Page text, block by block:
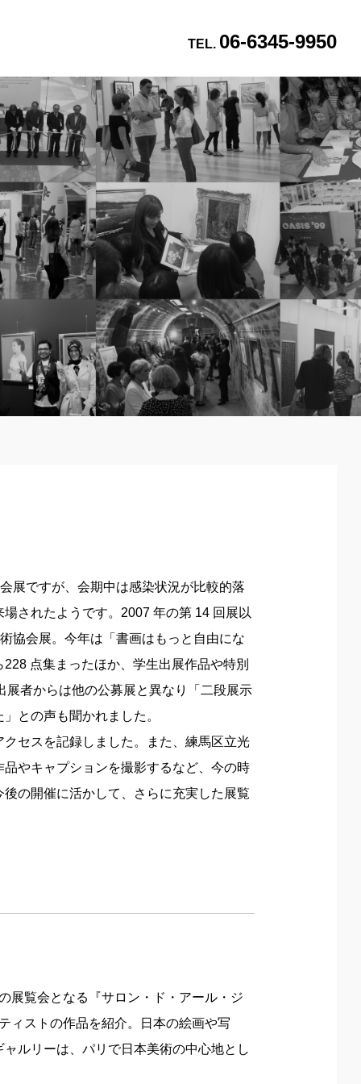
TEL. 06-6345-9950
展ですが、会期中は感染状況が比較的落
されたようです。2007 年の第 14 回展以
協会展。今年は「書画はもっと自由にな
点集まったほか、学生出展作品や特別
展者からは他の公募展と異なり「二段展示
との声も聞かれました。
セスを記録しました。また、練馬区立光
やキャプションを撮影するなど、今の時
の開催に活かして、さらに充実した展覧
展覧会となる『サロン・ド・アール・ジ
ィストの作品を紹介。日本の絵画や写
ルリーは、パリで日本美術の中心地とし